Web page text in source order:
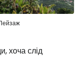
хоча слід